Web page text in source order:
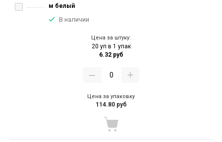
м белый
В наличии
Цена за штуку:
20 уп в 1 упак
6.32 руб
Цена за упаковку
114.80 руб